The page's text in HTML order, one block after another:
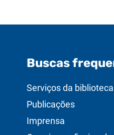
Buscas
Serviços da biblioteca
Publicações
Imprensa